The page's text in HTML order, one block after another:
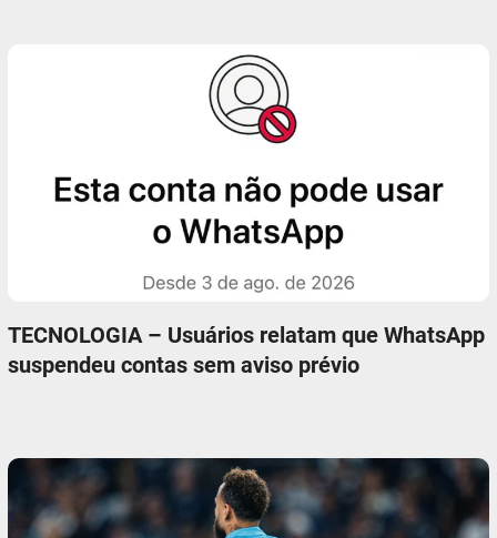
TECNOLOGIA – Usuários relatam que WhatsApp
suspendeu contas sem aviso prévio